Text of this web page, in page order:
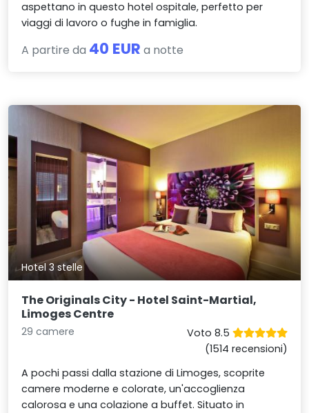
aspettano in questo hotel ospitale, perfetto per
viaggi di lavoro o fughe in famiglia.
A partire da 40 EUR a notte
Hotel 3 stelle
The Originals City - Hotel Saint-Martial,
Limoges Centre
29 camere
Voto 8.5
(1514 recensioni)
A pochi passi dalla stazione di Limoges, scoprite
camere moderne e colorate, un'accoglienza
calorosa e una colazione a buffet. Situato in